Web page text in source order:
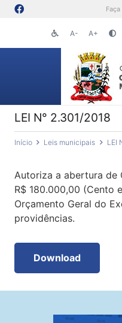
A- A+
LEI N° 2.301/2018
Início Leis municipais LEI
Autoriza a abertura de
R$ 180.000,00 (Cento
Orçamento Geral do
providências.
Download